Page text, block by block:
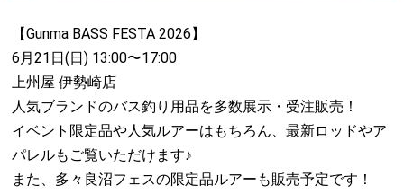
【Gunma BASS FESTA 2026】
6月21日(日) 13:00〜17:00
上州屋 伊勢崎店
人気ブランドのバス釣り用品を多数展示・受注販売！
イベント限定品や人気ルアーはもちろん、最新ロッドやア
パレルもご覧いただけます♪
また、多々良沼フェスの限定品ルアーも販売予定です！